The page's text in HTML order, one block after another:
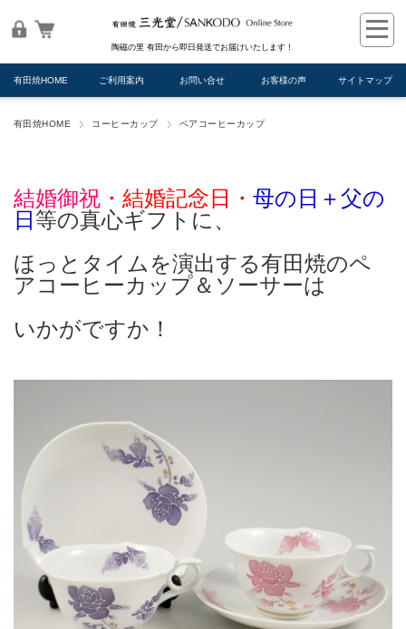
陶磁の里 有田から即日発送でお届けいたします！
有田焼HOME ご利用案内 お問い合せ お客様の声 サイトマップ
有田焼HOME コーヒーカップ ペアコーヒーカップ
結婚御祝・ 結婚記念日・ 母の日＋父の
日 等の真心ギフトに、
ほっとタイムを演出する有田焼のペ
アコーヒーカップ＆ソーサーは
いかがですか！